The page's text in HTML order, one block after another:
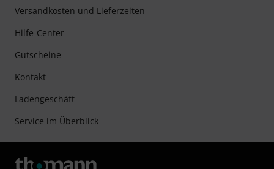
Versandkosten und Lieferzeiten
Hilfe-Center
Gutscheine
Kontakt
Ladengeschäft
Service im Überblick